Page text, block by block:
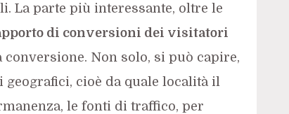
La parte più interessante, oltre le
di conversioni dei visitatori
Non solo, si può capire,
cioè da quale località il
le fonti di traffico, per